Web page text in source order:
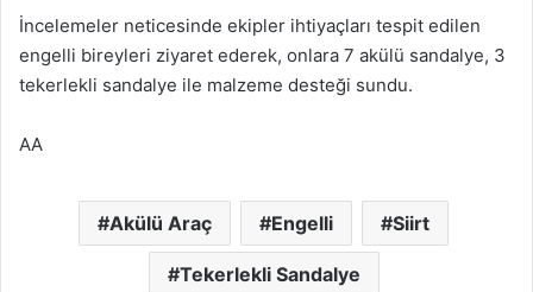
İncelemeler neticesinde ekipler ihtiyaçları tespit edilen
engelli bireyleri ziyaret ederek, onlara 7 akülü sandalye, 3
tekerlekli sandalye ile malzeme desteği sundu.
AA
Akülü Araç Engelli Siirt
Tekerlekli Sandalye